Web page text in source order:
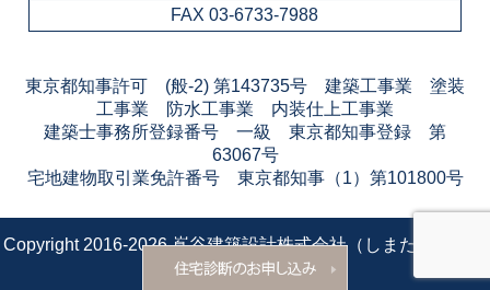
FAX 03-6733-7988
東京都知事許可 (般-2) 第143735号 建築工事業 塗装
工事業 防水工事業 内装仕上工事業
建築士事務所登録番号 一級 東京都知事登録 第
63067号
宅地建物取引業免許番号 東京都知事（1）第101800号
Copyright 2016-2026 嶌谷建築設計株式会社（しまたに建築）
All rights reserved.